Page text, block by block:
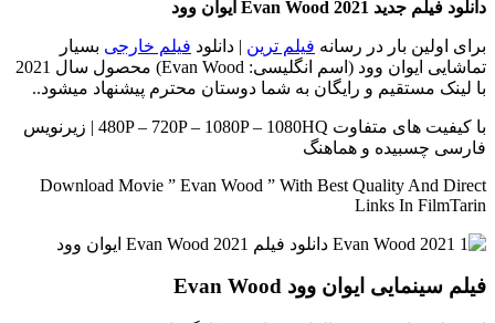
دانلود فیلم جدید Evan Wood 2021 ایوان وود
برای اولین بار در رسانه فیلم ترین | دانلود فیلم خارجی بسیار
تماشایی ایوان وود (اسم انگلیسی: Evan Wood) محصول سال 2021
با لینک مستقیم و رایگان به شما دوستان محترم پیشنهاد میشود..
با کیفیت های متفاوت 480P – 720P – 1080P – 1080HQ | زیرنویس
فارسی چسبیده و هماهنگ
Download Movie ” Evan Wood ” With Best Quality And Direct
Links In FilmTarin
فیلم سینمایی ایوان وود Evan Wood